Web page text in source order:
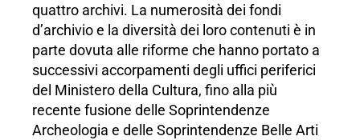
quattro archivi. La numerosità dei fondi
d’archivio e la diversità dei loro contenuti è in
parte dovuta alle riforme che hanno portato a
successivi accorpamenti degli uffici periferici
del Ministero della Cultura, fino alla più
recente fusione delle Soprintendenze
Archeologia e delle Soprintendenze Belle Arti